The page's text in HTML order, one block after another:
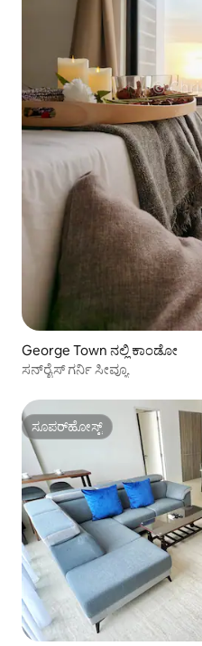
George Town ನಲ್ಲಿ ಕಾಂಡೋ
ಸನ್‌ರೈಸ್ ಗರ್ನಿ ಸೀವ್ಯೂ
ಸೂಪರ್‌ಹೋಸ್ಟ್
ಸೂಪರ್‌ಹೋಸ್ಟ್